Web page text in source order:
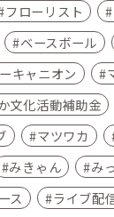
フローリスト
ベースボール
キャニオン
文化活動補助金
マツワカ
みきゃん み
ス ライブ配